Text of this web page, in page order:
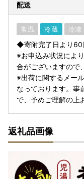
配送
常温 冷蔵 冷凍
◆寄附完了日より60
※お申込み状況によ
合がございますので
※出荷に関するメー
なっております。事
で、予めご理解の上
返礼品画像